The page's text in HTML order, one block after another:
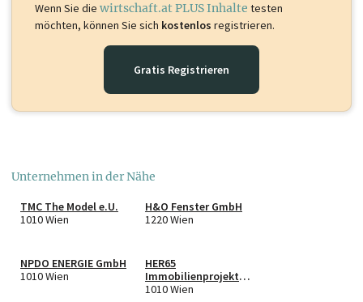
Wenn Sie die wirtschaft.at PLUS Inhalte testen
möchten, können Sie sich kostenlos registrieren.
Gratis Registrieren
Unternehmen in der Nähe
TMC The Model e.U.
1010 Wien
H&O Fenster GmbH
1220 Wien
NPDO ENERGIE GmbH
1010 Wien
HER65
Immobilienprojektier
ung GmbH & Co KG
1010 Wien